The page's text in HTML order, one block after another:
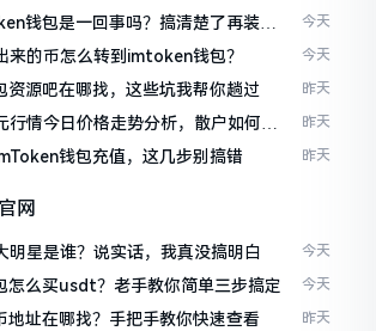
钱包是一回事吗？搞清楚了再装钱
今天
来的币怎么转到imtoken钱包？ 今天
源吧在哪找，这些坑我帮你趟过 昨天
行情今日价格走势分析，散户如何避
牢
昨天
钱包充值，这几步别搞错 昨天
网
明星是谁？说实话，我真没搞明白 今天
怎么买usdt？老手教你简单三步搞定 今天
址在哪找？手把手教你快速查看 昨天